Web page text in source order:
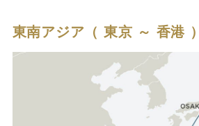
東南アジア（ 東京 ～ 香港